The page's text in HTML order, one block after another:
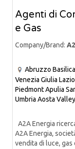
Agenti di
e Gas
Company/Brand:
Abruzzo
Venezia Giulia Lazio
PiedmontApulia
Umbria Aosta Valley
A2A Energia
A2A Energia,
vendita di luce, gas